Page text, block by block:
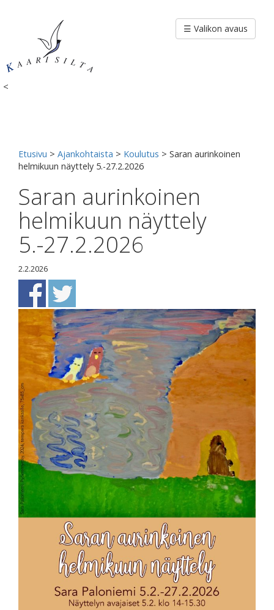
<
☰ Valikon avaus
Etusivu > Ajankohtaista > Koulutus > Saran aurinkoinen
helmikuun näyttely 5.-27.2.2026
Saran aurinkoinen
helmikuun näyttely
5.-27.2.2026
2.2.2026